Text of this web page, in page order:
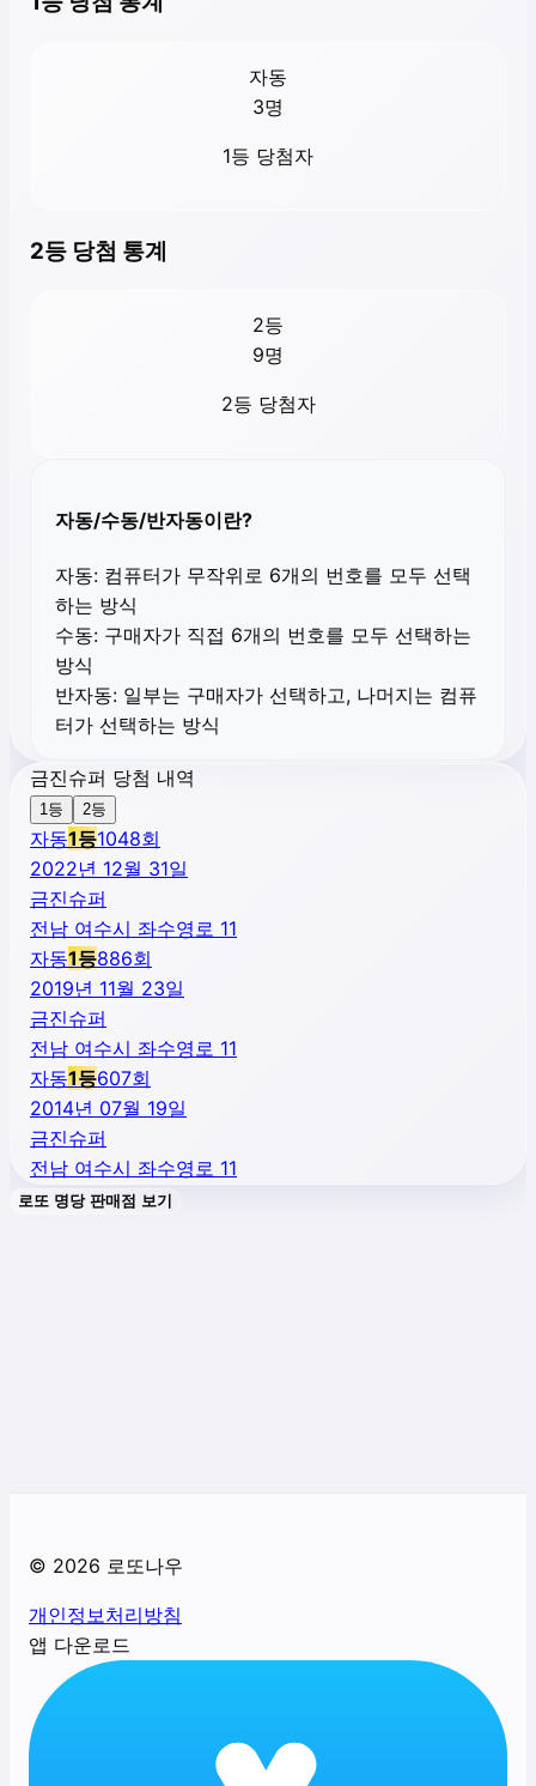
자동
3명
1등 당첨자
2등 당첨 통계
2등
9명
2등 당첨자
자동/수동/반자동이란?
자동: 컴퓨터가 무작위로 6개의 번호를 모두 선택
하는 방식
수동: 구매자가 직접 6개의 번호를 모두 선택하는
방식
반자동: 일부는 구매자가 선택하고, 나머지는 컴퓨
터가 선택하는 방식
금진슈퍼 당첨 내역
1등 2등
자동1등1048회
2022년 12월 31일
금진슈퍼
전남 여수시 좌수영로 11
자동1등886회
2019년 11월 23일
금진슈퍼
전남 여수시 좌수영로 11
자동1등607회
2014년 07월 19일
금진슈퍼
전남 여수시 좌수영로 11
로또 명당 판매점 보기
© 2026 로또나우
개인정보처리방침
앱 다운로드